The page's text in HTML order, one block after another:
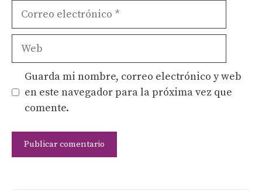
Correo
Web
Guarda mi nombre, correo electrónico y web
en este navegador para la próxima vez que
comente.